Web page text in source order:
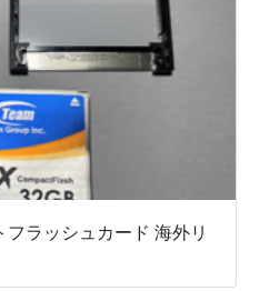
フラッシュカード 海外リ